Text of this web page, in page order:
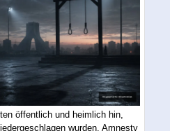
öffentlich und heimlich hin,
wurden. Amnesty